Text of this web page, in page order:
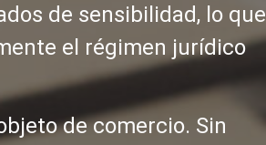
de sensibilidad, lo que
el régimen jurídico
de comercio. Sin